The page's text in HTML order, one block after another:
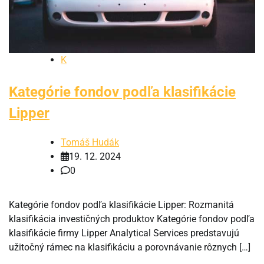
K
Kategórie fondov podľa klasifikácie
Lipper
Tomáš Hudák
19. 12. 2024
0
Kategórie fondov podľa klasifikácie Lipper: Rozmanitá
klasifikácia investičných produktov Kategórie fondov podľa
klasifikácie firmy Lipper Analytical Services predstavujú
užitočný rámec na klasifikáciu a porovnávanie rôznych […]